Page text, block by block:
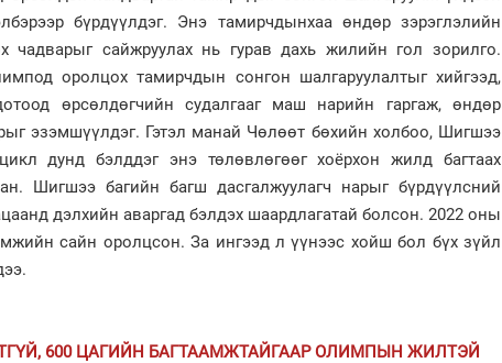
бүрдүүлдэг. Энэ тамирчдынхаа өндөр зэрэглэлийн
чадварыг сайжруулах нь гурав дахь жилийн гол зорилго.
оролцох тамирчдын сонгон шалгаруулалтыг хийгээд,
өрсөлдөгчийн судалгааг маш нарийн гаргаж, өндөр
эзэмшүүлдэг. Гэтэл манай Чөлөөт бөхийн холбоо, Шигшээ
дунд бэлддэг энэ төлөвлөгөөг хоёрхон жилд багтаах
Шигшээ багийн багш дасгалжуулагч нарыг бүрдүүлсний
дэлхийн аваргад бэлдэх шаардлагатай болсон. 2022 оны
сайн оролцсон. За ингээд л үүнээс хойш бол бүх зүйл
600 ЦАГИЙН БАГТААМЖТАЙГААР ОЛИМПЫН ЖИЛТЭЙ